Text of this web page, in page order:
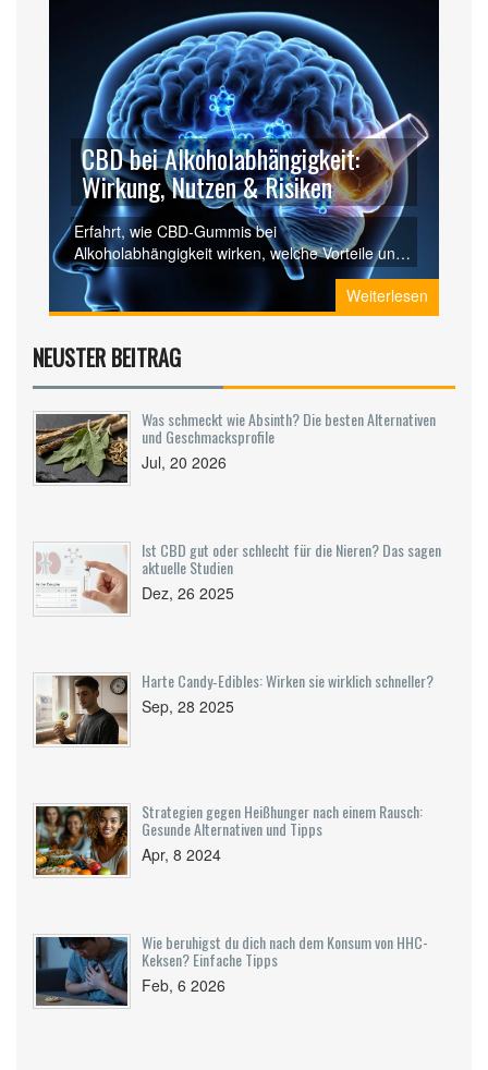
CBD bei Alkoholabhängigkeit:
Wirkung, Nutzen & Risiken
Erfahrt, wie CBD‑Gummis bei
Alkoholabhängigkeit wirken, welche Vorteile und
Risiken es gibt und welche Dosierung sinnvoll ist.
Weiterlesen
NEUSTER BEITRAG
Was schmeckt wie Absinth? Die besten Alternativen
und Geschmacksprofile
Jul, 20 2026
Ist CBD gut oder schlecht für die Nieren? Das sagen
aktuelle Studien
Dez, 26 2025
Har­te Candy‑Edibles: Wirken sie wirklich schneller?
Sep, 28 2025
Strategien gegen Heißhunger nach einem Rausch:
Gesunde Alternativen und Tipps
Apr, 8 2024
Wie beruhigst du dich nach dem Konsum von HHC-
Keksen? Einfache Tipps
Feb, 6 2026